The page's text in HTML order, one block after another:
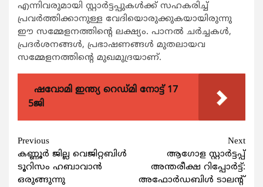
എന്നിവരുമായി സ്റ്റാര്‍ട്ടപ്പുകള്‍ക്ക് സഹകരിച്ച്
പ്രവര്‍ത്തിക്കാനുള്ള വേദിയൊരുക്കുകയായിരുന്നു
ഈ സമ്മേളനത്തിന്‍റെ ലക്ഷ്യം. പാനല്‍ ചര്‍ച്ചകള്‍,
പ്രദര്‍ശനങ്ങള്‍, പ്രഭാഷണങ്ങള്‍ മുതലായവ
സമ്മേളനത്തിന്‍റെ മുഖമുദ്രയാണ്.
ഷവോമി ഇന്ത്യ റെഡ്മി നോട്ട് 17
5ജി
Continue
Reading
Previous
കണ്ണൂർ ജില്ല വെജിറ്റബിൾ
ടൂറിസം ഹബാവാൻ
ഒരുങ്ങുന്നു
Next
ആഗോള സ്റ്റാര്‍ട്ടപ്പ്
അന്തരീക്ഷ റിപ്പോര്‍ട്ട്:
അഫോര്‍ഡബിള്‍ ടാലന്‍റ്